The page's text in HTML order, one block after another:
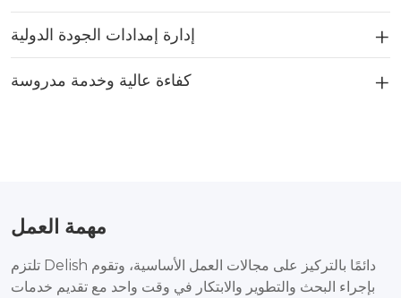
إدارة إمدادات الجودة الدولية
كفاءة عالية وخدمة مدروسة
مهمة العمل
تلتزم Delish دائمًا بالتركيز على مجالات العمل الأساسية، وتقوم
بإجراء البحث والتطوير والابتكار في وقت واحد مع تقديم خدمات